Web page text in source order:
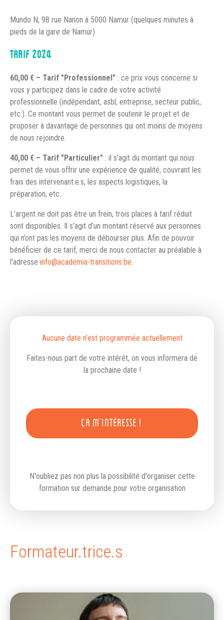
Mundo N, 98 rue Nanon à 5000 Namur (quelques minutes à
pieds de la gare de Namur)
TARIF 2024
60,00 € – Tarif "Professionnel" : ce prix vous concerne si
vous y participez dans le cadre de votre activité
professionnelle (indépendant, asbl, entreprise, secteur public,
etc.). Ce montant vous permet de soutenir le projet et de
proposer à davantage de personnes qui ont moins de moyens
de nous rejoindre.
40,00 € – Tarif "Particulier" : il s’agit du montant qui nous
permet de vous offrir une expérience de qualité, couvrant les
frais des intervenant.e.s, les aspects logistiques, la
préparation, etc.
L’argent ne doit pas être un frein, trois places à tarif réduit
sont disponibles. Il s’agit d’un montant réservé aux personnes
qui n’ont pas les moyens de débourser plus. Afin de pouvoir
bénéficier de ce tarif, merci de nous contacter au préalable à
l'adresse info@academia-transitions.be.
Aucune date n’est programmée actuellement
Faites-nous part de votre intérêt, on vous informera de
la prochaine date !
ÇA M'INTÉRESSE !
N'oubliez pas non plus la possibilité d'organiser cette
formation sur demande pour votre organisation
Formateur.trice.s